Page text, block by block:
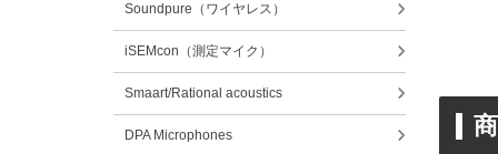
Soundpure（ワイヤレス）
iSEMcon（測定マイク）
Smaart/Rational acoustics
DPA Microphones